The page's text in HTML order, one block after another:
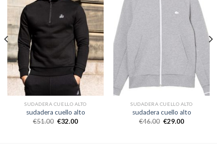
SUDADERA CUELLO ALTO
sudadera cuello alto
€51.00 €32.00
SUDADERA CUELLO ALTO
sudadera cuello alto
€46.00 €29.00